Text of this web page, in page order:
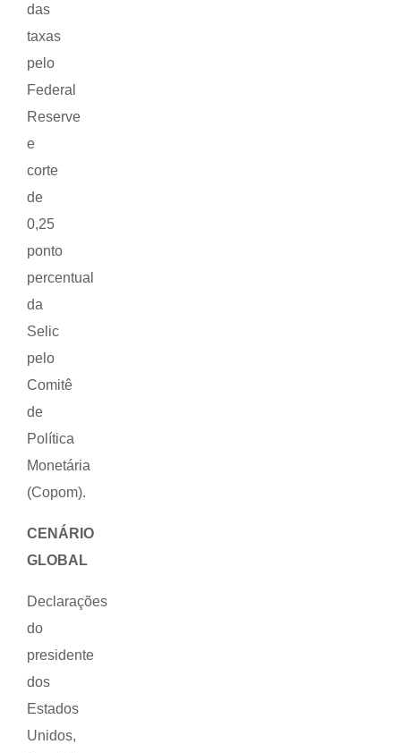
das
taxas
pelo
Federal
Reserve
e
corte
de
0,25
ponto
percentual
da
Selic
pelo
Comitê
de
Política
Monetária
(Copom).
CENÁRIO
GLOBAL
Declarações
do
presidente
dos
Estados
Unidos,